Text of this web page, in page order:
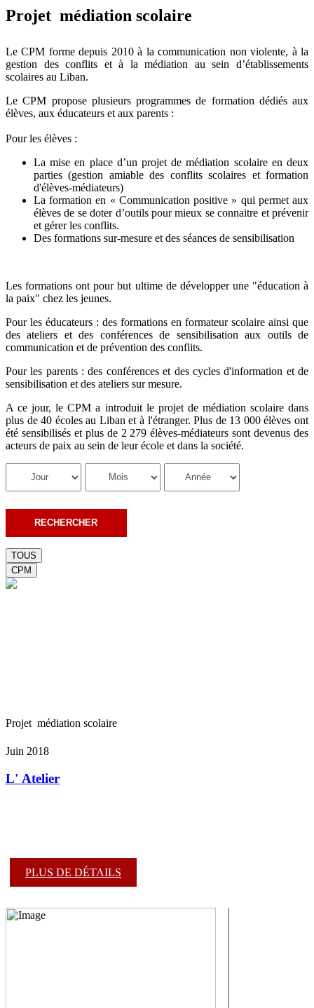
Projet  médiation scolaire
Le CPM forme depuis 2010 à la communication non violente, à la
gestion des conflits et à la médiation au sein d’établissements
scolaires au Liban.
Le CPM propose plusieurs programmes de formation dédiés aux
élèves, aux éducateurs et aux parents :
Pour les élèves :
La mise en place d’un projet de médiation scolaire en deux
parties (gestion amiable des conflits scolaires et formation
d'élèves-médiateurs)
La formation en « Communication positive » qui permet aux
élèves de se doter d’outils pour mieux se connaitre et prévenir
et gérer les conflits.
Des formations sur-mesure et des séances de sensibilisation
Les formations ont pour but ultime de développer une "éducation à
la paix" chez les jeunes.
Pour les éducateurs : des formations en formateur scolaire ainsi que
des ateliers et des conférences de sensibilisation aux outils de
communication et de prévention des conflits.
Pour les parents : des conférences et des cycles d'information et de
sensibilisation et des ateliers sur mesure.
A ce jour, le CPM a introduit le projet de médiation scolaire dans
plus de 40 écoles au Liban et à l'étranger. Plus de 13 000 élèves ont
été sensibilisés et plus de 2 279 élèves-médiateurs sont devenus des
acteurs de paix au sein de leur école et dans la société.
TOUS
CPM
Projet  médiation scolaire
Juin 2018
L' Atelier
PLUS DE DÉTAILS